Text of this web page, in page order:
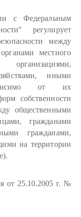
с Федеральным
регулирует
между
местного
организациями,
иными
от их
собственности
общественными
гражданами
гражданами,
на территории
от 25.10.2005 г. №